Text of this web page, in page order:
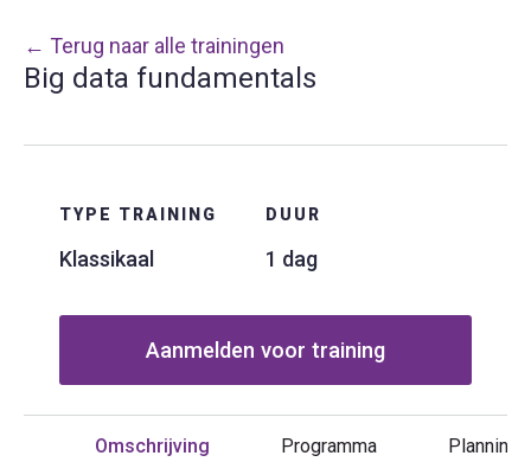
← Terug naar alle trainingen
Big data fundamentals
TYPE TRAINING
Klassikaal
DUUR
1 dag
Aanmelden voor training
Omschrijving Programma Planning